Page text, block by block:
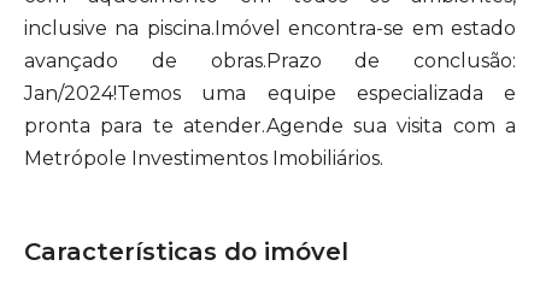
inclusive na piscina.Imóvel encontra-se em estado
avançado de obras.Prazo de conclusão:
Jan/2024!Temos uma equipe especializada e
pronta para te atender.Agende sua visita com a
Metrópole Investimentos Imobiliários.
Características do imóvel